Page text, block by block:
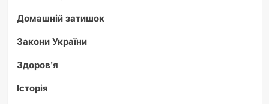
Домашній затишок
Закони України
Здоров'я
Історія